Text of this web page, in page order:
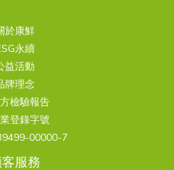
一般營養補充的角度看待，避免對
和外用 PDRN 差異比較比較項目
PDRN（精華液／安瓶）使用途徑經
膚表面，作為局部保養使用便利性
補充需搭配清潔與日常保養步驟使
為核苷酸或核苷後吸收實際滲透情
計兩者關係兩者並非互相取代，而
口服 PDRN 經常搭配哪些成分？市
醫師，暫緩療程至恢復後再評估。
醫療院所，由合格醫師進行評估與
個人病史、用藥情況、過敏史及曾
源與標示，避免由非醫師操作，或
口服麗珠蘭是什麼？保健食品定義
REJURAN 麗珠蘭品牌推出的口服產
PN 或核苷酸相關成分的保健食品的
出消費者對 PDRN 成分的關注，
個（如 Pro-Hyp）3 個（如 Gly-
胺酸－羥脯胺酸）Gly-Pro-
）常見來源魚皮、豬皮膠原蛋白水
成本較高）吸收機制可透過 PepT1
透過 PepT1 吸收；血中穩定存在研
品、膠囊主流配方高端膠原蛋白飲
場價格帶中等較高（純化成本較
豐富Gly-Pro-Hyp 近年研究快速增
鮮內容團隊本文彙整 NISORO 睡眠
容參考睡眠醫學、時序生物學與相
研究。最後更新：2026 年 7 月。參
Kishi A, Van Dongen HPA.
in the Dynamic Structure
Nature and Science of Sleep.
Van Cauter E, et al. Age-related
30 毫克劑量，4 週後兩個劑量組在
評分（SQS）上都比安慰劑組有更
壓力感受也有下降。 從研究到產
實說明一件事：上述研究都是針對
驗，測試的是特定劑量、特定萃取
特定品牌或產品。不同產品的萃取
相同，研究結果提供的是這個成分
番紅花產品都會有一樣的效果。這
行的田野研究則發現，當地受試者
附近，深睡期時間與室溫呈負相
很可能反映不同氣候與生活習慣下
偏高，深睡期都會被壓縮。找到自
硬套某個數字更實際。— 2. 把夜間
Air》綜述指出，夜間噪音超
斷有明確關聯。2023 年一項針對
發現，噪音是所有測量的環境變項
於康鮮
永續
益活動
牌理念
檢驗報告
登錄字號
00000-7
服務